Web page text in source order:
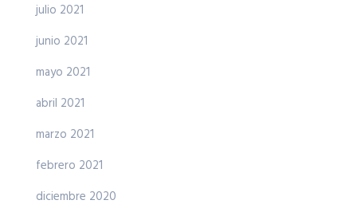
julio 2021
junio 2021
mayo 2021
abril 2021
marzo 2021
febrero 2021
diciembre 2020